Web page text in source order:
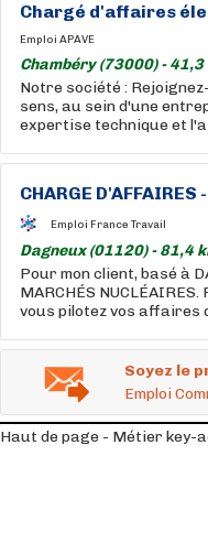
Chargé d'affaires
Emploi APAVE
Chambéry (73000) - 41,3
Notre société :
sens, au sein d'une
expertise technique et
CHARGE
Emploi France Travail
Dagneux (01120) - 81,4
Pour mon client, basé à
MARCHÉS
vous pilotez vos affaires
Soyez le
Emploi
Haut de page - Métier key-